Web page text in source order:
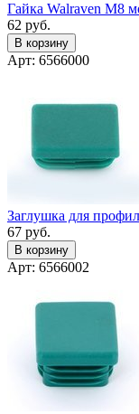
Гайка Walraven M8
62 руб.
В корзину
Арт: 6566000
Заглушка для
67 руб.
В корзину
Арт: 6566002